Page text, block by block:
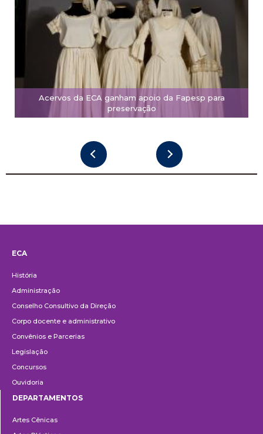
Acervos da ECA ganham apoio da Fapesp para
preservação
ECA
História
Administração
Conselho Consultivo da Direção
Corpo docente e administrativo
Convênios e Parcerias
Legislação
Concursos
Ouvidoria
DEPARTAMENTOS
Artes Cênicas